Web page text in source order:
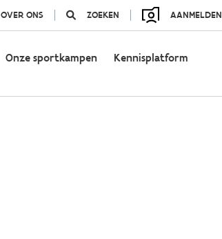
OVER ONS ZOEKEN AANMELDEN
Onze sportkampen Kennisplatform